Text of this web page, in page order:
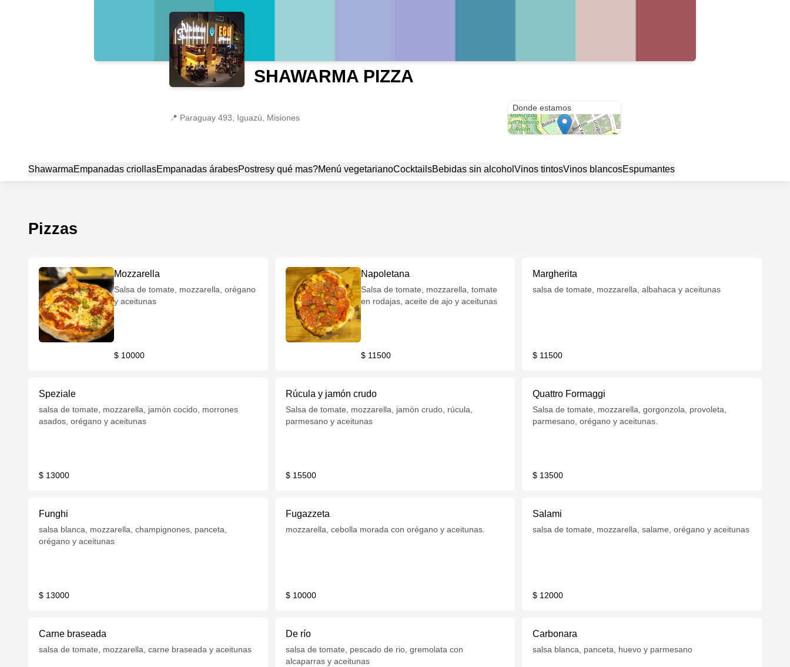
SHAWARMA PIZZA
📍 Paraguay 493, Iguazú, Misiones
Donde estamos
ShawarmaEmpanadas criollasEmpanadas árabesPostresy qué mas?Menú vegetarianoCocktailsBebidas sin alcohol Vinos tintosVinos blancosEspumantes
Pizzas
Mozzarella
Salsa de tomate, mozzarella, orégano
y aceitunas
$ 10000
Napoletana
Salsa de tomate, mozzarella, tomate
en rodajas, aceite de ajo y aceitunas
$ 11500
Margherita
salsa de tomate, mozzarella, albahaca y aceitunas
$ 11500
Speziale
salsa de tomate, mozzarella, jamón cocido, morrones
asados, orégano y aceitunas
$ 13000
Rúcula y jamón crudo
Salsa de tomate, mozzarella, jamón crudo, rúcula,
parmesano y aceitunas
$ 15500
Quattro Formaggi
Salsa de tomate, mozzarella, gorgonzola, provoleta,
parmesano, orégano y aceitunas.
$ 13500
Funghi
salsa blanca, mozzarella, champignones, panceta,
orégano y aceitunas
$ 13000
Fugazzeta
mozzarella, cebolla morada con orégano y aceitunas.
$ 10000
Salami
salsa de tomate, mozzarella, salame, orégano y aceitunas
$ 12000
Carne braseada
salsa de tomate, mozzarella, carne braseada y aceitunas
De río
salsa de tomate, pescado de rio, gremolata con
alcaparras y aceitunas
Carbonara
salsa blanca, panceta, huevo y parmesano